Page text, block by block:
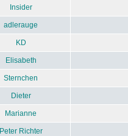
Insider
adlerauge
KD
Elisabeth
Sternchen
Dieter
Marianne
Peter Richter